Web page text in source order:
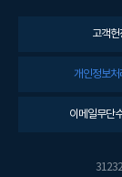
고객헌
개인정보처
이메일무단